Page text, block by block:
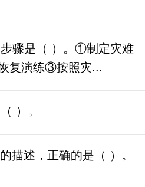
骤是（ ）。①制定灾难
复演练③按照灾...
）。
描述，正确的是（ ）。